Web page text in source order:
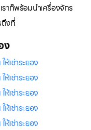
าก็พร้อมนำเครื่องจักร
งที่
ง
เช่าระยอง
เช่าระยอง
เช่าระยอง
เช่าระยอง
เช่าระยอง